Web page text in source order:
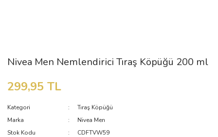
Nivea Men Nemlendirici Tıraş Köpüğü 200 ml
299,95 TL
Kategori
Tıraş Köpüğü
Marka
Nivea Men
Stok Kodu
CDFTVW59